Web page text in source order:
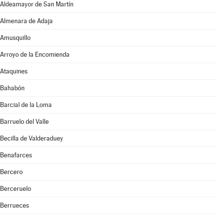
Aldeamayor de San Martín
Almenara de Adaja
Amusquillo
Arroyo de la Encomienda
Ataquines
Bahabón
Barcial de la Loma
Barruelo del Valle
Becilla de Valderaduey
Benafarces
Bercero
Berceruelo
Berrueces